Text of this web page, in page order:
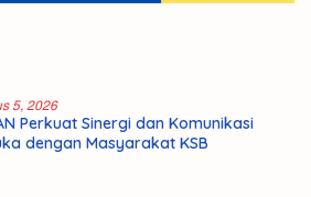
5, 2026
Perkuat Sinergi dan Komunikasi
dengan Masyarakat KSB